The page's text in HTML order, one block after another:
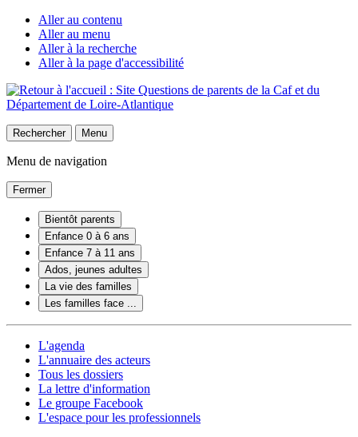
Aller au contenu
Aller au menu
Aller à la recherche
Aller à la page d'accessibilité
Rechercher Menu
Menu de navigation
Fermer
Bientôt parents
Enfance 0 à 6 ans
Enfance 7 à 11 ans
Ados, jeunes adultes
La vie des familles
Les familles face ...
L'agenda
L'annuaire des acteurs
Tous les dossiers
La lettre d'information
Le groupe Facebook
L'espace pour les professionnels